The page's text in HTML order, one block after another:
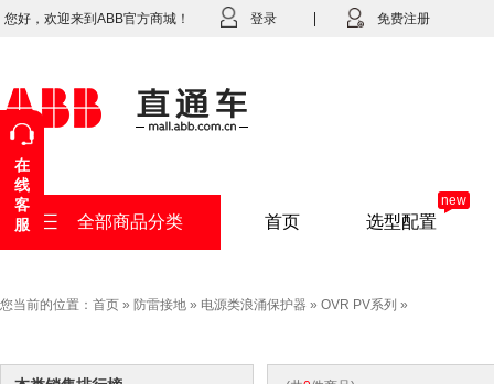
您好，欢迎来到ABB官方商城！ 登录 免费注册
全部商品分类 首页 选型配置
new
您当前的位置： 首页 » 防雷接地 » 电源类浪涌保护器 » OVR PV系列 »
在
线
客
服